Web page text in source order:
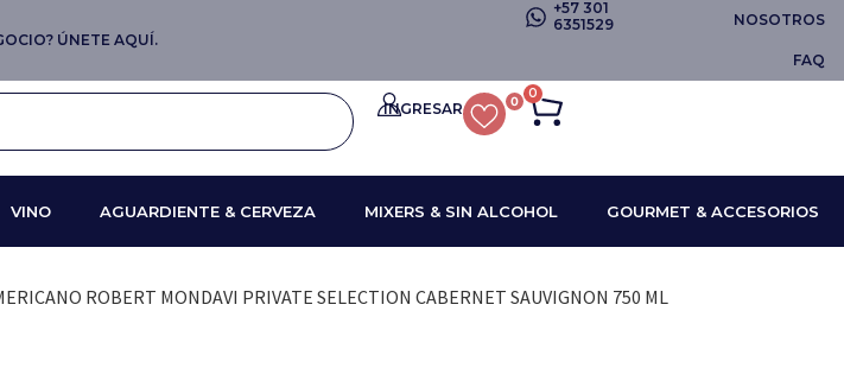
ÚNETE AQUÍ.
+57 301
6351529
NOSOTROS
FAQ
INGRESAR 0 0
VINO AGUARDIENTE & CERVEZA MIXERS & SIN ALCOHOL GOURMET & ACCESORIOS
ROBERT MONDAVI PRIVATE SELECTION CABERNET SAUVIGNON 750 ML